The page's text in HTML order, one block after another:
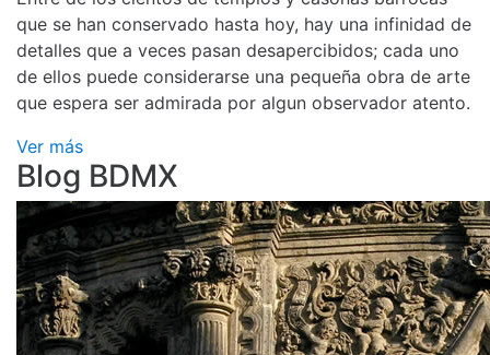
que se han conservado hasta hoy, hay una infinidad de
detalles que a veces pasan desapercibidos; cada uno
de ellos puede considerarse una pequeña obra de arte
que espera ser admirada por algun observador atento.
Ver más
Blog BDMX